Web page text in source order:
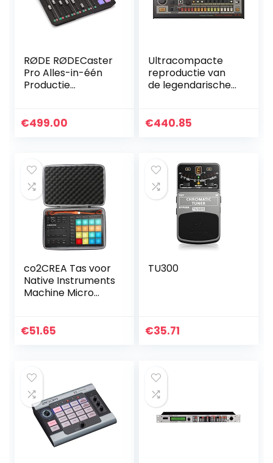
RØDE RØDECaster
Pro Alles-in-één
Productie
€499.00
Ultracompacte
reproductie van
de legendarische
€440.85
co2CREA Tas voor
Native Instruments
Machine Micro
hoesje, zonder
€51.65
TU300
€35.71